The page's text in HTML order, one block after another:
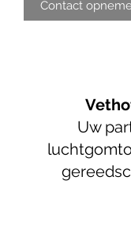
Contact
Uw